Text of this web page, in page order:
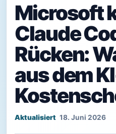
Microsoft
Claude
Rücken:
aus dem
18. Juni 2026